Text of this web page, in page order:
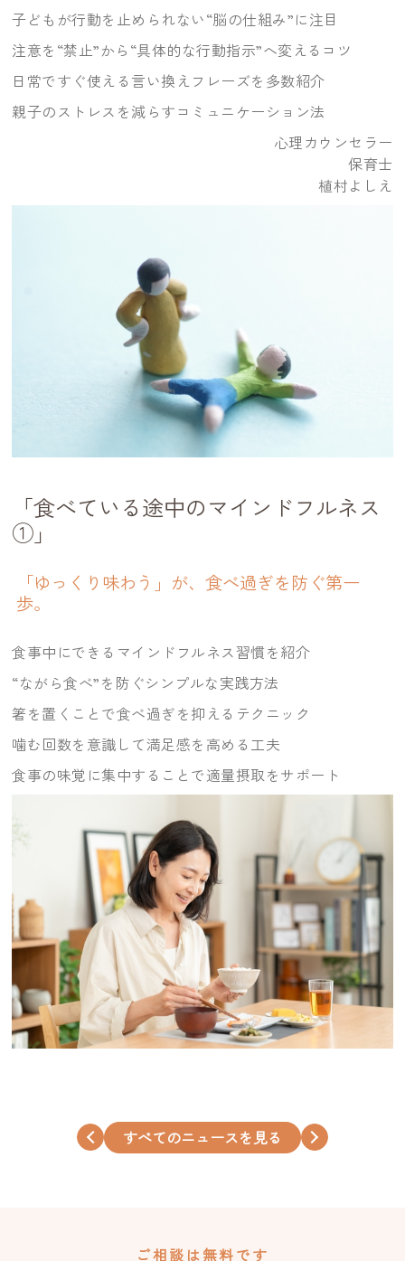
子どもが行動を止められない“脳の仕組み”に注目
注意を“禁止”から“具体的な行動指示”へ変えるコツ
日常ですぐ使える言い換えフレーズを多数紹介
親子のストレスを減らすコミュニケーション法
心理カウンセラー
保育士
植村よしえ
「食べている途中のマインドフルネス
①」
「ゆっくり味わう」が、食べ過ぎを防ぐ第一
歩。
食事中にできるマインドフルネス習慣を紹介
“ながら食べ”を防ぐシンプルな実践方法
箸を置くことで食べ過ぎを抑えるテクニック
噛む回数を意識して満足感を高める工夫
食事の味覚に集中することで適量摂取をサポート
すべてのニュースを見る
ご相談は無料です